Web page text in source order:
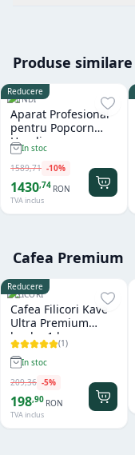
Produse similare
Reducere
HENDI
Aparat Profesional
pentru Popcorn
Hendi
In stoc
1589,71 -10%
1430,74 RON
TVA inclus
Cafea Premium
Reducere
FILICORI
Cafea Filicori Kave
Ultra Premium
boabe 1 kg
(1)
In stoc
209,36 -5%
198,90 RON
TVA inclus